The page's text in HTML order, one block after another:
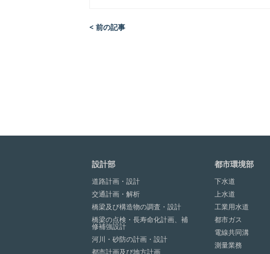
< 前の記事
設計部
道路計画・設計
交通計画・解析
橋梁及び構造物の調査・設計
橋梁の点検・長寿命化計画、補
修補強設計
河川・砂防の計画・設計
都市計画及び地方計画
都市環境部
下水道
上水道
工業用水道
都市ガス
電線共同溝
測量業務